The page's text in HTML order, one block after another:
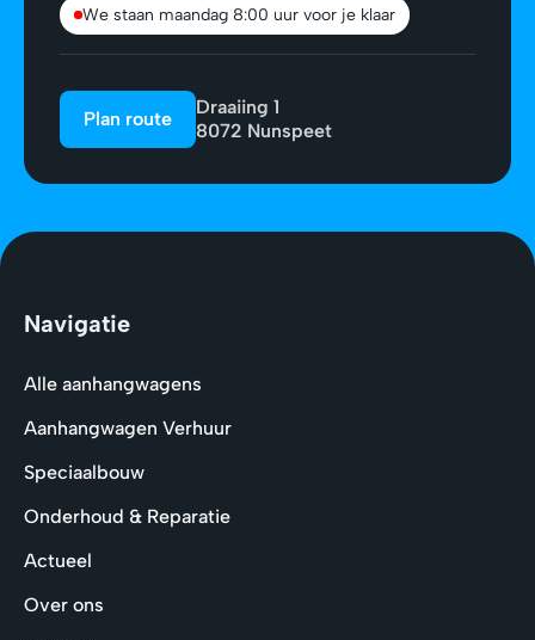
We staan maandag 8:00 uur voor je klaar
Plan route
Draaiing 1
8072 Nunspeet
Navigatie
Alle aanhangwagens
Aanhangwagen Verhuur
Speciaalbouw
Onderhoud & Reparatie
Actueel
Over ons